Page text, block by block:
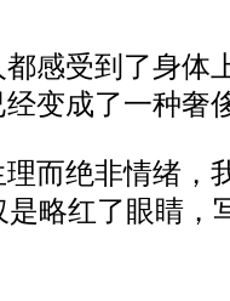
受到了身体
变成了一种奢
绝非情绪，
略红了眼睛，